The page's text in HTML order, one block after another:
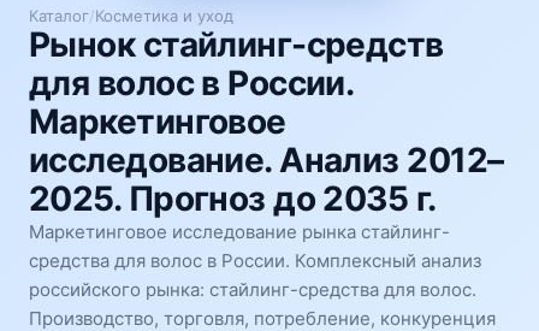
Каталог/Косметика и уход
Рынок стайлинг-средств
для волос в России.
Маркетинговое
исследование. Анализ 2012–
2025. Прогноз до 2035 г.
Маркетинговое исследование рынка стайлинг-
средства для волос в России. Комплексный анализ
российского рынка: стайлинг-средства для волос.
Производство, торговля, потребление, конкуренция